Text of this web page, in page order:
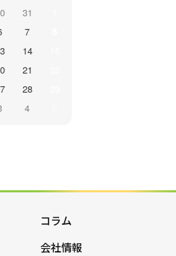
31
7
14
21
28
4
コラム
会社情報